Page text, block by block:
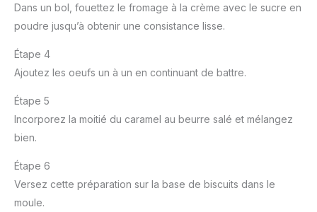
Dans un bol, fouettez le fromage à la crème avec le sucre en
poudre jusqu’à obtenir une consistance lisse.
Étape 4
Ajoutez les oeufs un à un en continuant de battre.
Étape 5
Incorporez la moitié du caramel au beurre salé et mélangez
bien.
Étape 6
Versez cette préparation sur la base de biscuits dans le
moule.